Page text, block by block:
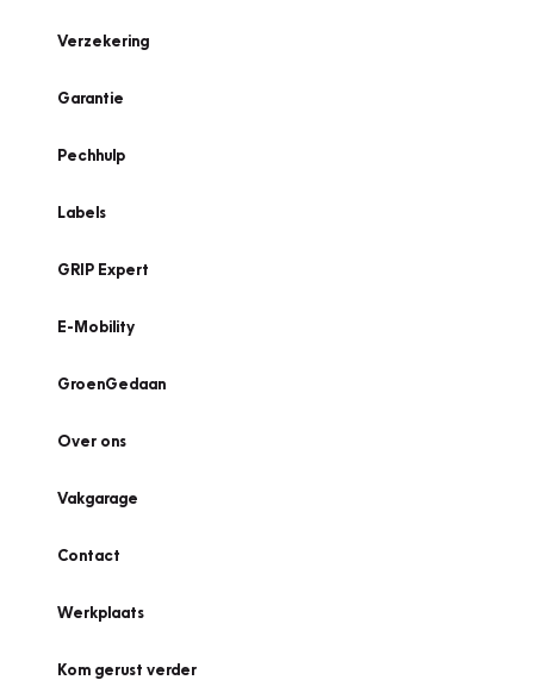
Verzekering
Garantie
Pechhulp
Labels
GRIP Expert
E-Mobility
GroenGedaan
Over ons
Vakgarage
Contact
Werkplaats
Kom gerust verder